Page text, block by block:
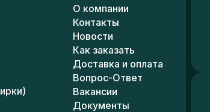
О компании
Контакты
Новости
Как заказать
Доставка и оплата
Вопрос-Ответ
Вакансии
Документы